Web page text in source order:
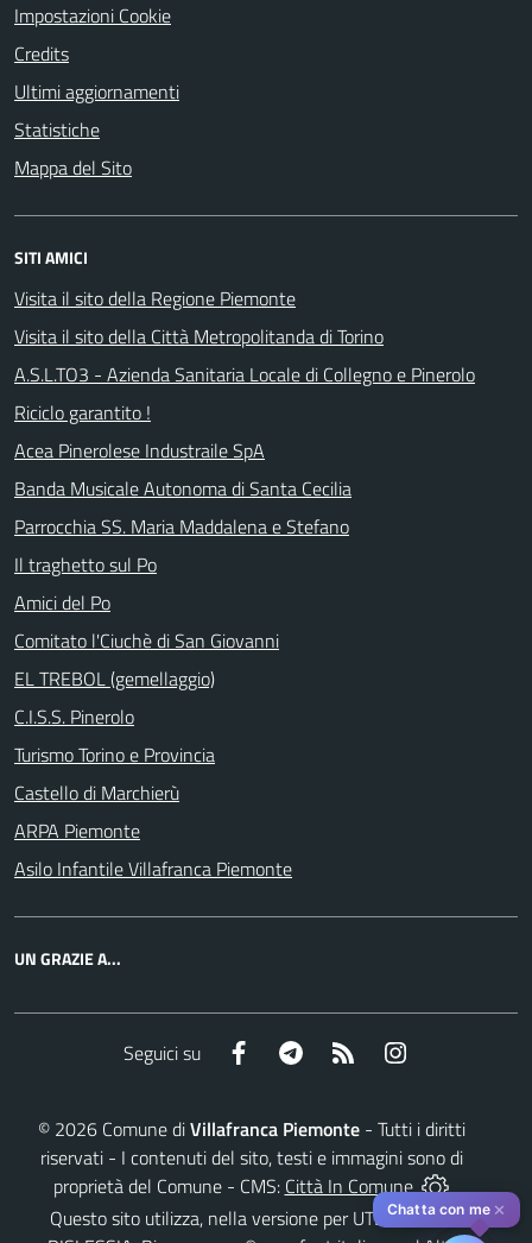
Impostazioni Cookie
Credits
Ultimi aggiornamenti
Statistiche
Mappa del Sito
SITI AMICI
Visita il sito della Regione Piemonte
Visita il sito della Città Metropolitanda di Torino
A.S.L.TO3 - Azienda Sanitaria Locale di Collegno e Pinerolo
Riciclo garantito !
Acea Pinerolese Industraile SpA
Banda Musicale Autonoma di Santa Cecilia
Parrocchia SS. Maria Maddalena e Stefano
Il traghetto sul Po
Amici del Po
Comitato l'Ciuchè di San Giovanni
EL TREBOL (gemellaggio)
C.I.S.S. Pinerolo
Turismo Torino e Provincia
Castello di Marchierù
ARPA Piemonte
Asilo Infantile Villafranca Piemonte
UN GRAZIE A...
Seguici su Facebook Telegram RSS
© 2026 Comune diVillafranca Piemonte - Tutti i diritti
riservati - I contenuti del sito, testi e immagini sono di
proprietà del Comune - CMS: Città In Comune
Questo sito utilizza, nella versione per UTENTI CON
Chatta con me ✕